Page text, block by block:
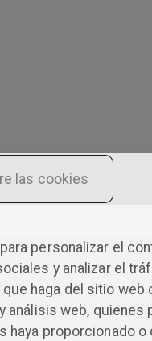
personalizar el
y analizar el
haga del sitio web
análisis web, quienes
proporcionado o
las cookies